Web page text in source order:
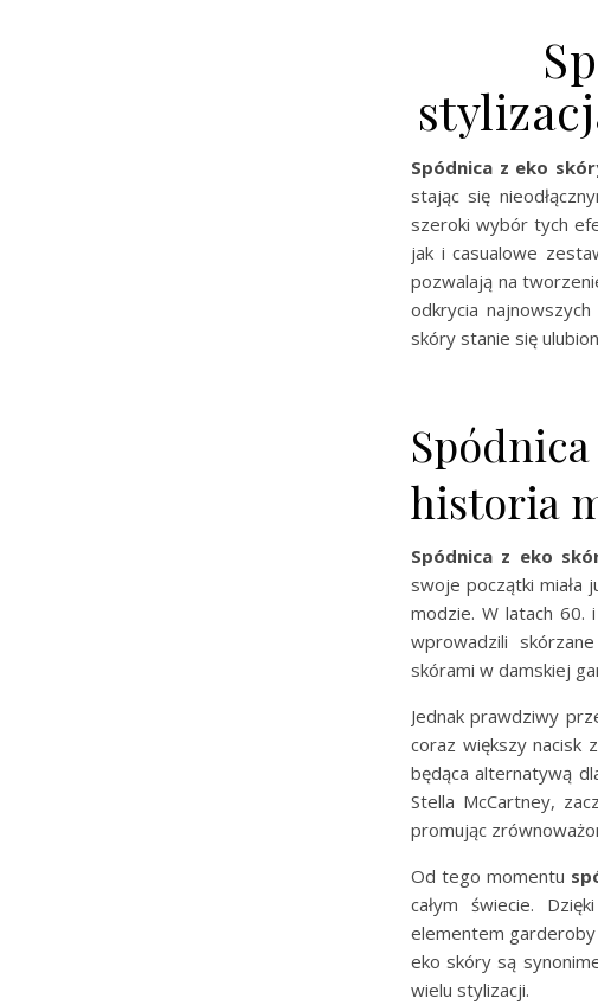
Spódnica z eko
stając się
szeroki wybór tych
jak i casualowe
pozwalają na
odkrycia
skóry stanie się
historia
Spódnica z eko
swoje początki miała
modzie. W latach 60.
wprowadzili
skórami w damskiej
Jednak prawdziwy
coraz większy nacisk
będąca alternatywą
Stella McCartney,
promując
Od tego momentu
całym świecie.
elementem
eko skóry są
wielu stylizacji.